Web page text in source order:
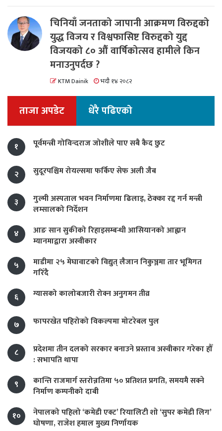
चिनियाँ जनताको जापानी आक्रमण विरुद्दको
युद्ध विजय र विश्वफासिष्ट विरुद्दको युद्द
विजयको ८० औं वार्षिकोत्सव हामीले किन
मनाउनुपर्दछ ?
KTM Dainik भदौ १४ २०८२
ताजा अपडेट धेरै पढिएको
१ पूर्वमन्त्री गोविन्दराज जोशीले पाए सबै कैद छुट
२ सुदूरपश्चिम रोयल्समा फर्किए सेफ अली जैब
३
गुल्मी अस्पताल भवन निर्माणमा ढिलाइ, ठेक्का रद्द गर्न मन्त्री
लम्सालको निर्देशन
४
आङ सान सुकीको रिहाइसम्बन्धी आसियानको आह्वान
म्यानमाद्वारा अस्वीकार
५
माडीमा २५ मेघावाटको विद्युत् लैजान निकुञ्जमा तार भूमिगत
गरिँदै
६
ग्यासको कालोबजारी रोक्न अनुगमन तीव्र
७ फापरखेत पहिरोको विकल्पमा मोटरेबल पुल
८
प्रदेशमा तीन दलको सरकार बनाउने प्रस्ताव अस्वीकार गरेका हौँ
: सभापति थापा
९
कान्ति राजमार्ग स्तरोन्नतिमा ५० प्रतिशत प्रगति, समयमै सक्ने
निर्माण कम्पनीको दाबी
१०
नेपालको पहिलो ‘कमेडी एक्ट’ रियालिटी शो ‘सुपर कमेडी लिग’
घोषणा, राजेश हमाल मुख्य निर्णायक